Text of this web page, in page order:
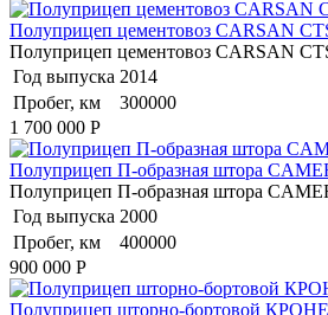
Полуприцеп цементовоз СARSАN
Полуприцеп цементовоз СARSАN
Год выпуска 2014
Пробег, км
300000
1 700 000 Р
Полуприцеп П-образная штора
Полуприцеп П-образная штора
Год выпуска 2000
Пробег, км
400000
900 000 Р
Полуприцеп шторно-бортовой КРОНЕ